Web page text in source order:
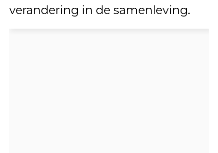
verandering in de samenleving.